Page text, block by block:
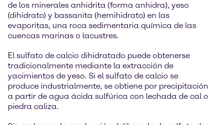
de los minerales anhidrita (forma anhidra), yeso
(dihidrato) y bassanita (hemihidrato) en las
evaporitas, una roca sedimentaria química de las
cuencas marinas o lacustres.
El sulfato de calcio dihidratado puede obtenerse
tradicionalmente mediante la extracción de
yacimientos de yeso. Si el sulfato de calcio se
produce industrialmente, se obtiene por precipitación
a partir de agua ácida sulfúrica con lechada de cal o
piedra caliza.